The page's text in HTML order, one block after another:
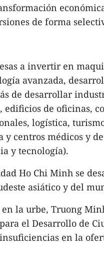
de forma
a invertir en
avanzada,
de desarrollar
de oficinas,
logística,
y centros médicos y
y tecnología).
Ho Chi Minh se
asiático y del
la urbe, Truong
el Desarrollo de
en la